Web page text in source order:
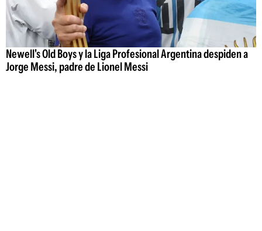
Newell's Old Boys y la Liga Profesional Argentina despiden a
Jorge Messi, padre de Lionel Messi